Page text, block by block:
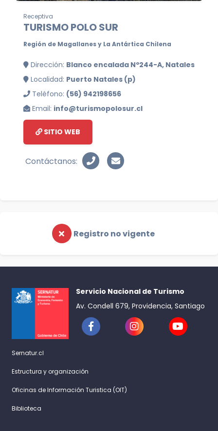
Receptiva
TURISMO POLO SUR
Región de Magallanes y La Antártica Chilena
Dirección: Blanco encalada Nº244-A, Natales
Localidad: Puerto Natales (p)
Teléfono: (56) 942198656
Email: info@turismopolosur.cl
SITIO WEB
Contáctanos:
Registro no vigente
Servicio Nacional de Turismo
Av. Condell 679, Providencia, Santiago
Sernatur.cl
Estructura y organización
Oficinas de Información Turistica (OIT)
Biblioteca